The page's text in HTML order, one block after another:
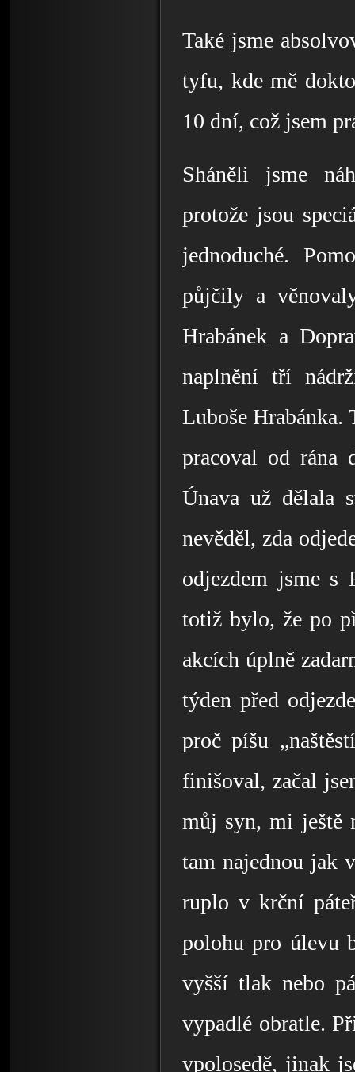
Také jsme
tyfu, kde mě
10 dní, což jsem
Sháněli jsme
protože jsou
jednoduché.
půjčily a
Hrabánek a
naplnění tří
Luboše Hrabánka.
pracoval od rána
Únava už dělala
nevěděl, zda
odjezdem jsme s
totiž bylo, že po
akcích úplně
týden před
proč píšu
finišoval, začal
můj syn, mi ještě
tam najednou jak
ruplo v krční
polohu pro úlevu
vyšší tlak nebo
vypadlé obratle.
vpolosedě, jinak